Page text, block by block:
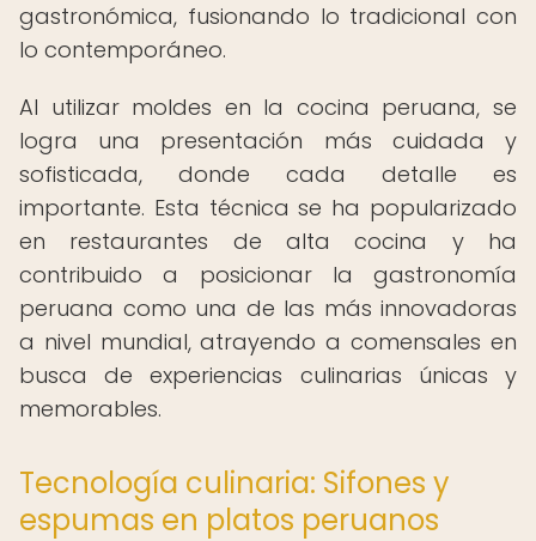
gastronómica, fusionando lo tradicional con
lo contemporáneo.
Al utilizar moldes en la cocina peruana, se
logra una presentación más cuidada y
sofisticada, donde cada detalle es
importante. Esta técnica se ha popularizado
en restaurantes de alta cocina y ha
contribuido a posicionar la gastronomía
peruana como una de las más innovadoras
a nivel mundial, atrayendo a comensales en
busca de experiencias culinarias únicas y
memorables.
Tecnología culinaria: Sifones y
espumas en platos peruanos